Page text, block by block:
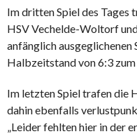
Im dritten Spiel des Tages
HSV Vechelde-Woltorf
anfänglich
Halbzeitstand von 6:3
Im letzten Spiel trafen die
dahin ebenfalls
„Leider fehlten hier in der